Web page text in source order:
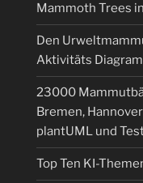
Mammoth Trees
Den
Aktivitäts
23000
Bremen,
plantUML und
Top Ten KI-